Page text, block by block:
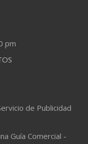
pm
de Publicidad
Guía Comercial -